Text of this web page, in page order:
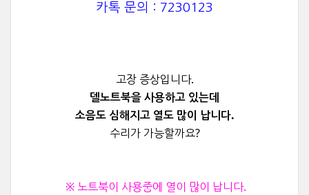
카톡 문의 : 7230123
고장 증상입니다.
델노트북을 사용하고 있는데
소음도 심해지고 열도 많이 납니다.
수리가 가능할까요?
※ 노트북이 사용중에 열이 많이 납니다.